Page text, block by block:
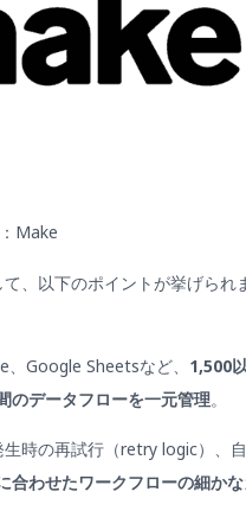
Make
、以下のポイントが挙げられ
Google Sheetsなど、 1,500
のデータフローを一元管理。
時の再試行（retry logic）、自
合わせたワークフローの細か